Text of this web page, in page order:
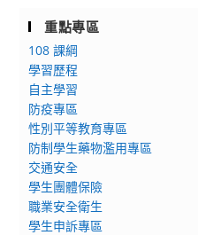
重點專區
108 課綱
學習歷程
自主學習
防疫專區
性別平等教育專區
防制學生藥物濫用專區
交通安全
學生團體保險
職業安全衛生
學生申訴專區